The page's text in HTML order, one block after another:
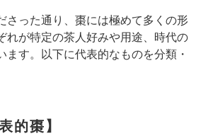
さった通り、棗には極めて多くの形
れが特定の茶人好みや用途、時代の
ます。以下に代表的なものを分類・
的棗】